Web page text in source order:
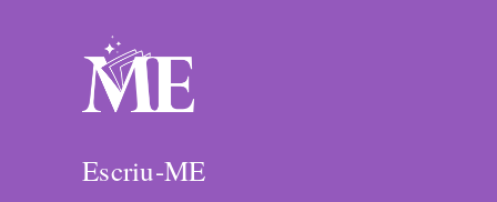
Escriu-ME